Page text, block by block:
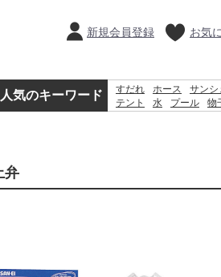
新規会員登録 お気
人気のキーワード すだれ ホース サンシ
テント
水 プール 物
弁